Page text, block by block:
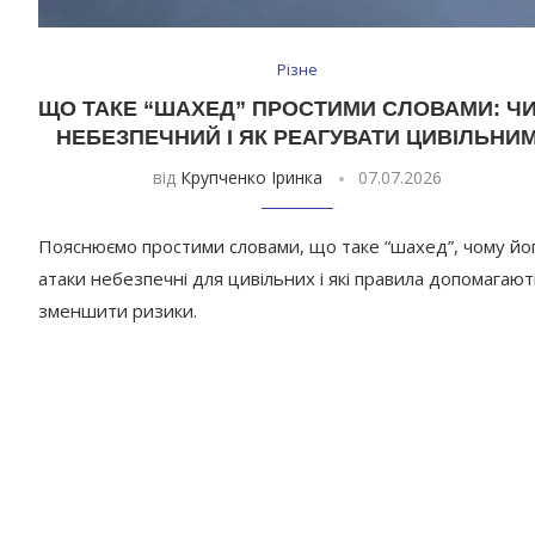
Різне
ЩО ТАКЕ “ШАХЕД” ПРОСТИМИ СЛОВАМИ:
НЕБЕЗПЕЧНИЙ І ЯК РЕАГУВАТИ
від Крупченко Іринка 07.07.2026
Пояснюємо простими словами, що таке “шахед”, чому
атаки небезпечні для цивільних і які правила
зменшити ризики.